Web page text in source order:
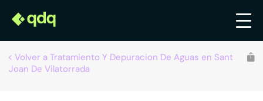
Volver a Tratamiento Y Depuracion De Aguas en Sant
Joan De Vilatorrada